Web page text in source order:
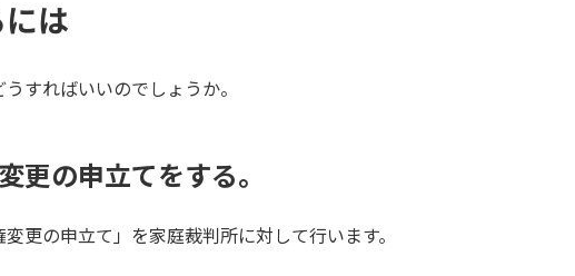
は
すればいいのでしょうか。
更の申立てをする。
更の申立て」を家庭裁判所に対して行います。